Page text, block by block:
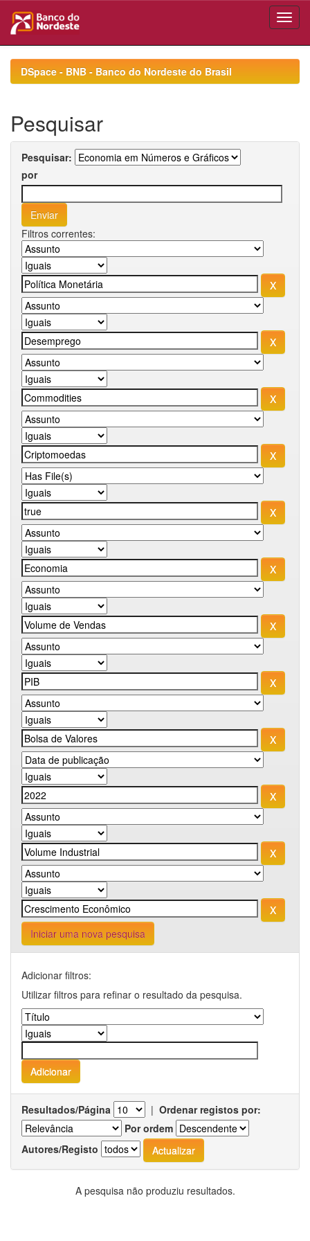
navigationDSpace - BNB - Banco do Nordeste do Brasil
Pesquisar
Pesquisar:
por
Filtros correntes:
Iniciar uma nova pesquisa
Adicionar filtros:
Utilizar filtros para refinar o resultado da pesquisa.
Resultados/Página | Ordenar registos por:
Por ordem
Autores/Registo
A pesquisa não produziu resultados.